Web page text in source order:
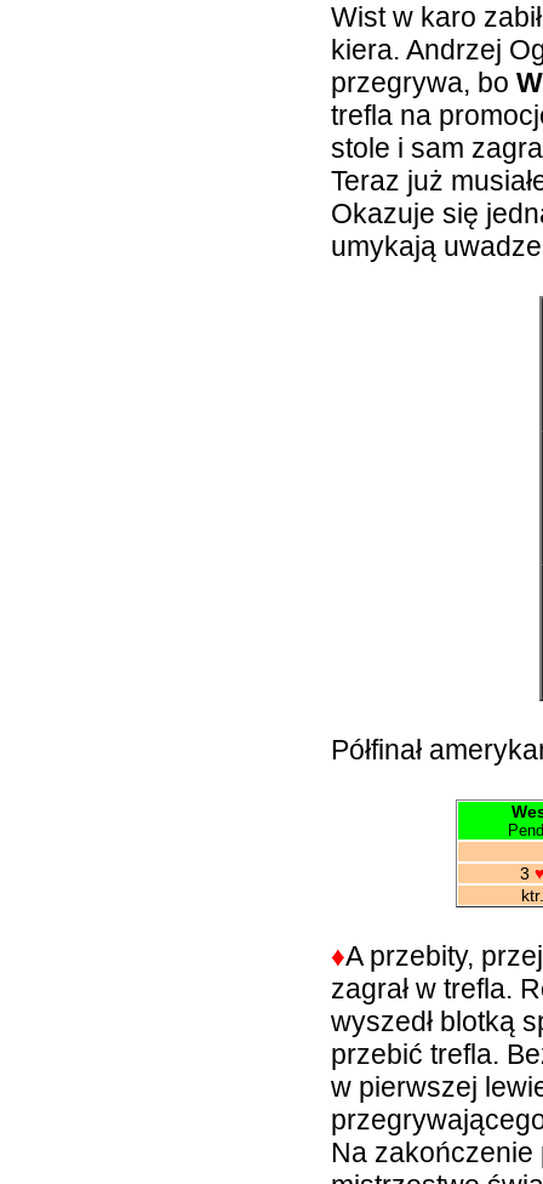
Wist w karo
kiera. Andrzej
przegrywa, bo W
trefla na
stole i sam
Teraz już
Okazuje się
umykają
Półfinał
3 ♥
ktr.
♦A przebity,
zagrał w trefla.
wyszedł blotką
przebić trefla.
w pierwszej
Na zakończenie